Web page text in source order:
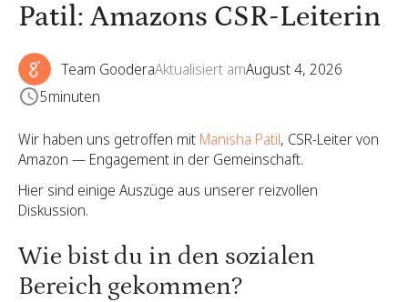
Patil: Amazons CSR-Leiterin
Team GooderaAktualisiert amAugust 4, 2026
5minuten
Wir haben uns getroffen mit Manisha Patil, CSR-Leiter von
Amazon — Engagement in der Gemeinschaft.
Hier sind einige Auszüge aus unserer reizvollen
Diskussion.
Wie bist du in den sozialen
Bereich gekommen?